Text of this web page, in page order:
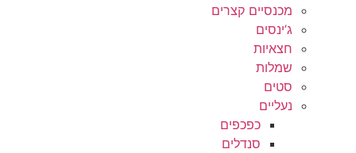
מכנסיים קצרים
ג’ינסים
חצאיות
שמלות
סטים
נעליים
כפכפים
סנדלים